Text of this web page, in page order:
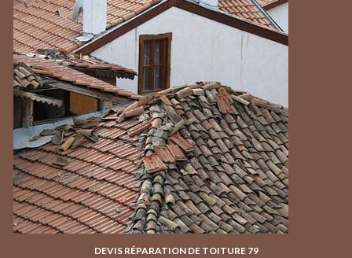
DEVIS RÉPARATION DE TOITURE 79